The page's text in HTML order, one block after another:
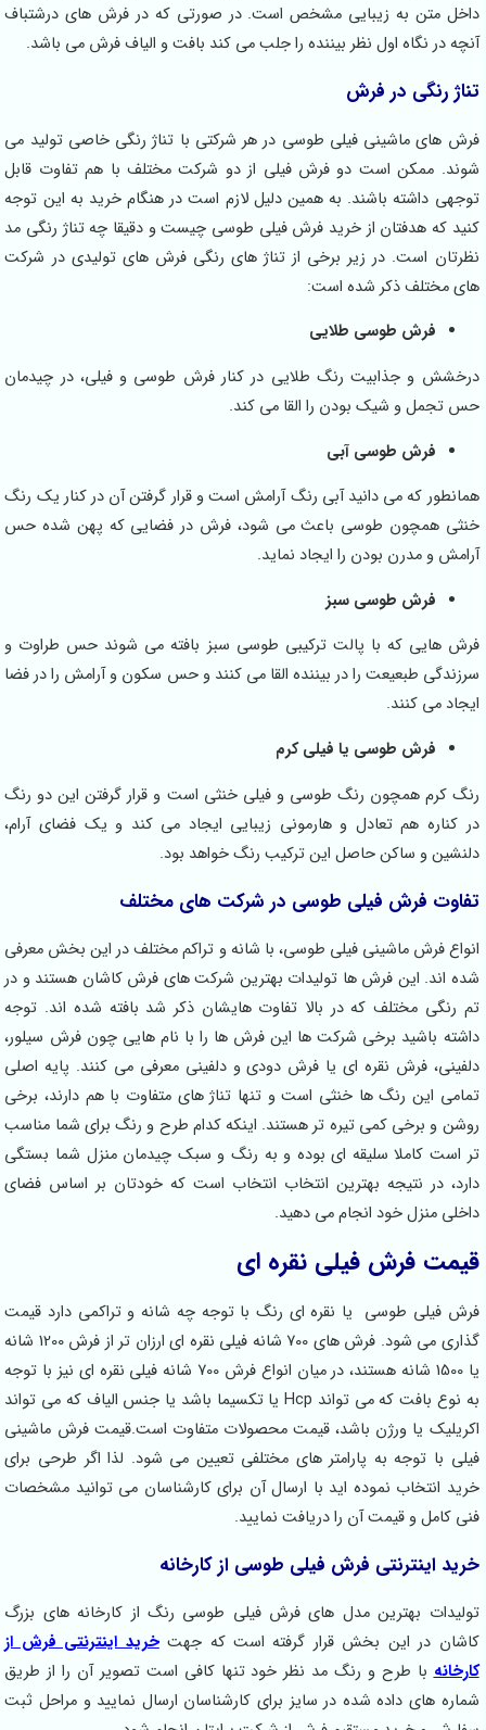
داخل متن به زیبایی مشخص است. در صورتی که در فرش های درشتباف
آنچه در نگاه اول نظر بیننده را جلب می کند بافت و الیاف فرش می باشد.
تناژ رنگی در فرش
فرش های ماشینی فیلی طوسی در هر شرکتی با تناژ رنگی خاصی تولید می
شوند. ممکن است دو فرش فیلی از دو شرکت مختلف با هم تفاوت قابل
توجهی داشته باشند. به همین دلیل لازم است در هنگام خرید به این توجه
کنید که هدفتان از خرید فرش فیلی طوسی چیست و دقیقا چه تناژ رنگی مد
نظرتان است. در زیر برخی از تناژ های رنگی فرش های تولیدی در شرکت
های مختلف ذکر شده است:
فرش طوسی طلایی
درخشش و جذابیت رنگ طلایی در کنار فرش طوسی و فیلی، در چیدمان
حس تجمل و شیک بودن را القا می کند.
فرش طوسی آبی
همانطور که می دانید آبی رنگ آرامش است و قرار گرفتن آن در کنار یک رنگ
خنثی همچون طوسی باعث می شود، فرش در فضایی که پهن شده حس
آرامش و مدرن بودن را ایجاد نماید.
فرش طوسی سبز
فرش هایی که با پالت ترکیبی طوسی سبز بافته می شوند حس طراوت و
سرزندگی طبعیعت را در بیننده القا می کنند و حس سکون و آرامش را در فضا
ایجاد می کنند.
فرش طوسی یا فیلی کرم
رنگ کرم همچون رنگ طوسی و فیلی خنثی است و قرار گرفتن این دو رنگ
در کناره هم تعادل و هارمونی زیبایی ایجاد می کند و یک فضای آرام،
دلنشین و ساکن حاصل این ترکیب رنگ خواهد بود.
تفاوت فرش فیلی طوسی در شرکت های مختلف
انواع فرش ماشینی فیلی طوسی، با شانه و تراکم مختلف در این بخش معرفی
شده اند. این فرش ها تولیدات بهترین شرکت های فرش کاشان هستند و در
تم رنگی مختلف که در بالا تفاوت هایشان ذکر شد بافته شده اند. توجه
داشته باشید برخی شرکت ها این فرش ها را با نام هایی چون فرش سیلور،
دلفینی، فرش نقره ای یا فرش دودی و دلفینی معرفی می کنند. پایه اصلی
تمامی این رنگ ها خنثی است و تنها تناژ های متفاوت با هم دارند، برخی
روشن و برخی کمی تیره تر هستند. اینکه کدام طرح و رنگ برای شما مناسب
تر است کاملا سلیقه ای بوده و به رنگ و سبک چیدمان منزل شما بستگی
دارد، در نتیجه بهترین انتخاب انتخاب است که خودتان بر اساس فضای
داخلی منزل خود انجام می دهید.
قیمت فرش فیلی نقره ای
فرش فیلی طوسی یا نقره ای رنگ با توجه چه شانه و تراکمی دارد قیمت
گذاری می شود. فرش های 700 شانه فیلی نقره ای ارزان تر از فرش 1200 شانه
یا 1500 شانه هستند، در میان انواع فرش 700 شانه فیلی نقره ای نیز با توجه
به نوع بافت که می تواند Hcp یا تکسیما باشد یا جنس الیاف که می تواند
اکریلیک یا ورژن باشد، قیمت محصولات متفاوت است.قیمت فرش ماشینی
فیلی با توجه به پارامتر های مختلفی تعیین می شود. لذا اگر طرحی برای
خرید انتخاب نموده اید با ارسال آن برای کارشناسان می توانید مشخصات
فنی کامل و قیمت آن را دریافت نمایید.
خرید اینترنتی فرش فیلی طوسی از کارخانه
تولیدات بهترین مدل های فرش فیلی طوسی رنگ از کارخانه های بزرگ
کاشان در این بخش قرار گرفته است که جهتخرید اینترنتی فرش از
کارخانهبا طرح و رنگ مد نظر خود تنها کافی است تصویر آن را از طریق
شماره های داده شده در سایز برای کارشناسان ارسال نمایید و مراحل ثبت